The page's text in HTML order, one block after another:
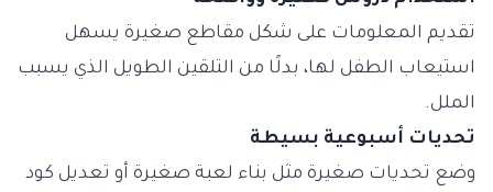
تقديم المعلومات على شكل مقاطع صغيرة يسهل
استيعاب الطفل لها، بدلًا من التلقين الطويل الذي يسبب
الملل.
تحديات أسبوعية بسيطة
وضع تحديات صغيرة مثل بناء لعبة صغيرة أو تعديل كود